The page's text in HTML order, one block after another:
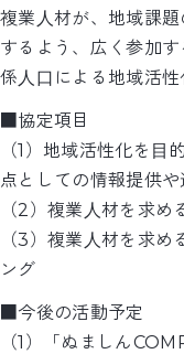
複業⼈材が、地域課
するよう、広く参加
係⼈⼝による地域活性
■協定項目
（1）地域活性化を
点としての情報提供や
（2）複業⼈材を求
（3）複業⼈材を求
ング
■今後の活動予定
（1）「ぬましん